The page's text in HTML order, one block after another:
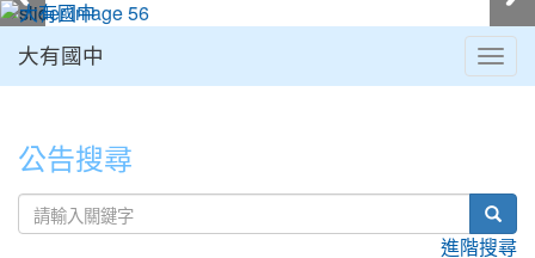
大有國中
公告搜尋
進階搜尋